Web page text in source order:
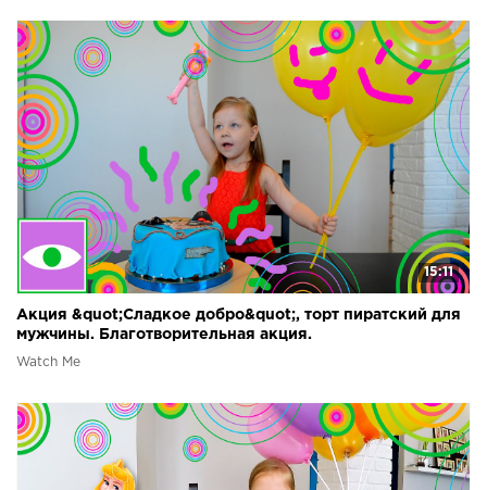
15:11
Акция &quot;Сладкое добро&quot;, торт пиратский для
мужчины. Благотворительная акция.
Watch Me